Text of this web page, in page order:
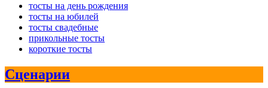
тосты на день рождения
тосты на юбилей
тосты свадебные
прикольные тосты
короткие тосты
Сценарии